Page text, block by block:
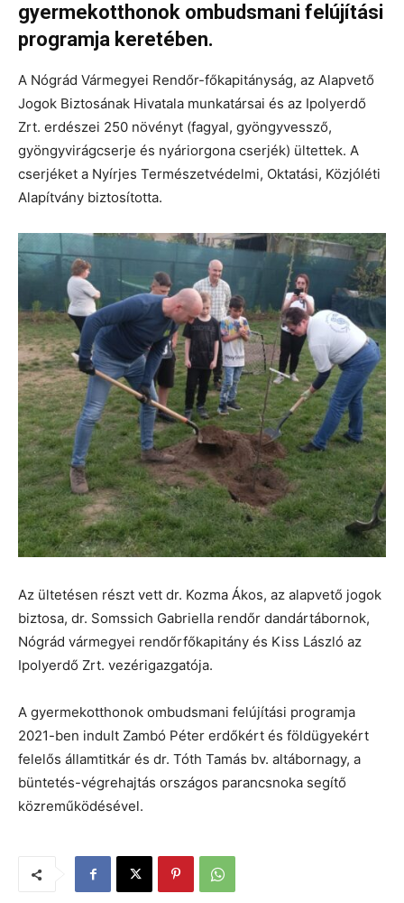
gyermekotthonok ombudsmani felújítási
programja keretében.
A Nógrád Vármegyei Rendőr-főkapitányság, az Alapvető
Jogok Biztosának Hivatala munkatársai és az Ipolyerdő
Zrt. erdészei 250 növényt (fagyal, gyöngyvessző,
gyöngyvirágcserje és nyáriorgona cserjék) ültettek. A
cserjéket a Nyírjes Természetvédelmi, Oktatási, Közjóléti
Alapítvány biztosította.
Az ültetésen részt vett dr. Kozma Ákos, az alapvető jogok
biztosa, dr. Somssich Gabriella rendőr dandártábornok,
Nógrád vármegyei rendőrfőkapitány és Kiss László az
Ipolyerdő Zrt. vezérigazgatója.
A gyermekotthonok ombudsmani felújítási programja
2021-ben indult Zambó Péter erdőkért és földügyekért
felelős államtitkár és dr. Tóth Tamás bv. altábornagy, a
büntetés-végrehajtás országos parancsnoka segítő
közreműködésével.